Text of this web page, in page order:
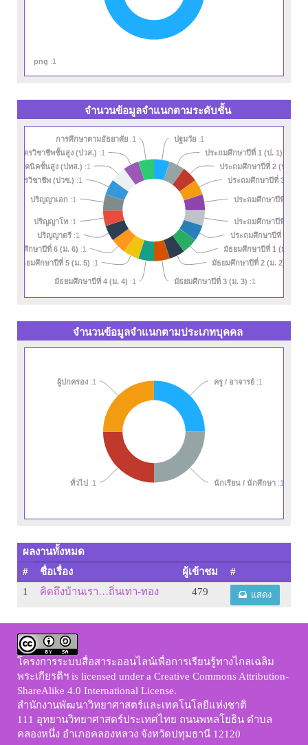
png :1
จำนวนข้อมูลจำแนกตามระดับชั้น
ปฐมวัย :1
ประถมศึกษาปีที่ 1 (ป. 1)
ประถมศึกษาปีที่ 2 (ป. 2)
ประถมศึกษาปีที่ 3 (ป. 3)
ประถมศึกษาปีที่ 4 (ป.
ประถมศึกษาปีที่ 5 (ป.
ประถมศึกษาปีที่ 6 (ป. 6)
มัธยมศึกษาปีที่ 1 (ม. 1)
มัธยมศึกษาปีที่ 2 (ม. 2)
มัธยมศึกษาปีที่ 3 (ม. 3) :1
มัธยมศึกษาปีที่ 4 (ม. 4) :1
มัธยมศึกษาปีที่ 5 (ม. 5) :1
มัธยมศึกษาปีที่ 6 (ม. 6) :1
ปริญญาตรี :1
ปริญญาโท :1
ปริญญาเอก :1
นียบัตรวิชาชีพ (ปวช.) :1
รครูเทคนิคชั้นสูง (ปทส.) :1
ศนียบัตรวิชาชีพชั้นสูง (ปวส.) :1
การศึกษาตามอัธยาศัย :1
จำนวนข้อมูลจำแนกตามประเภทบุคคล
ครู / อาจารย์ :1
นักเรียน / นักศึกษา :1
ทั่วไป :1
ผู้ปกครอง :1
ผลงานทั้งหมด
#
ชื่อเรื่อง ผู้เข้าชม
#
1
คิดถึงบ้านเรา…ถิ่นเทา-ทอง 479 แสดง
โครงการระบบสื่อสาระออนไลน์เพื่อการเรียนรู้ทางไกลเฉลิม
พระเกียรติฯ is licensed under a Creative Commons Attribution-
ShareAlike 4.0 International License.
สำนักงานพัฒนาวิทยาศาสตร์และเทคโนโลยีแห่งชาติ
111 อุทยานวิทยาศาสตร์ประเทศไทย ถนนพหลโยธิน ตำบล
คลองหนึ่ง อำเภอคลองหลวง จังหวัดปทุมธานี 12120